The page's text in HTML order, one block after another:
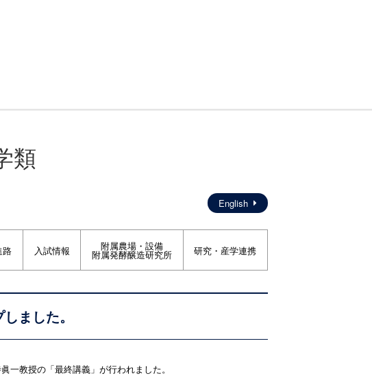
類
English
路 入試情報 附属農場・設備
附属発酵醸造研究所 研究・産学連携
ました。
一教授の「最終講義」が行われました。